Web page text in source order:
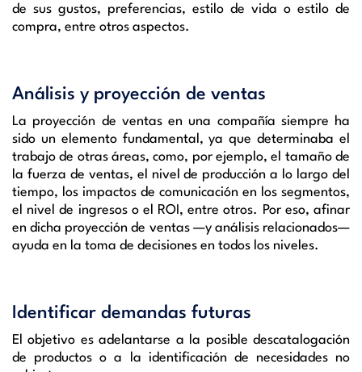
de sus gustos, preferencias, estilo de vida o estilo de
compra, entre otros aspectos.
Análisis y proyección de ventas
La proyección de ventas en una compañía siempre ha
sido un elemento fundamental, ya que determinaba el
trabajo de otras áreas, como, por ejemplo, el tamaño de
la fuerza de ventas, el nivel de producción a lo largo del
tiempo, los impactos de comunicación en los segmentos,
el nivel de ingresos o el ROI, entre otros. Por eso, afinar
en dicha proyección de ventas —y análisis relacionados—
ayuda en la toma de decisiones en todos los niveles.
Identificar demandas futuras
El objetivo es adelantarse a la posible descatalogación
de productos o a la identificación de necesidades no